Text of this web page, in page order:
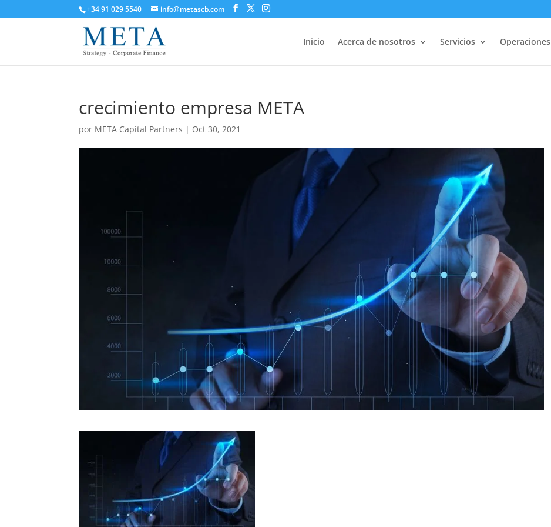
+34 91 029 5540 info@metascb.com
Inicio Acerca de nosotros Servicios Operaciones
crecimiento empresa META
por META Capital Partners | Oct 30, 2021